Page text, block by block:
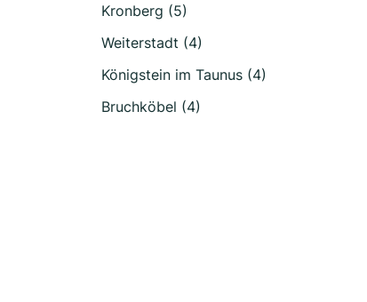
Kronberg (5)
Weiterstadt (4)
Königstein im Taunus (4)
Bruchköbel (4)